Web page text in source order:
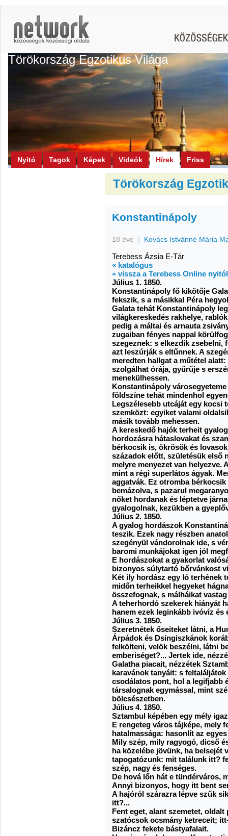
Törökország Egzotikus Világa
Nyitó Tagok Képek Videók Hírek Friss
Törökország
Konstantinápoly
18 éve | Kovács Istvánné Mária
Terebess Ázsia E-Tár
« katalógus
« vissza a Terebess Online
Július 1. 1850.
Konstantinápoly fő kikötője
fekszik, s a másikkal Péra
Galata tehát Konstantinápoly
világkereskedés rakhelye,
pedig a máltai és arnauta
zugaiban fényes nappal
szegeznek: s elkezdik zsebelni,
azt leszúrják s eltűnnek. A
meredten hallgat a műtétel
szolgálhat órája, gyűrűje s
menekülhessen.
Konstantinápoly
földszíne tehát mindenhol
Legszélesebb utcáját egy kocsi
szemközt: egyiket valami
másik tovább mehessen.
A kereskedő hajók terheit
hordozásra hátaslovakat és
bérkocsik is, ökrösök és
századok előtt, születésük első
melyre menyezet van helyezve.
mint a régi superlátos ágyak.
aggatvák. Ez otromba
bemázolva, s pazarul
nőket hordanak és léptetve
gyalogolnak, kezükben a
Július 2. 1850.
A gyalog hordászok
teszik. Ezek nagy részben
szegényül vándorolnak ide, s
baromi munkájokat igen jól
E hordászokat a gyakorlat
bizonyos súlytartó bőrvánkost
Két ily hordász egy ló terhének
midőn terheikkel hegyeket
összefognak, s málháikat
A teherhordó szekerek hiányát
hanem ezek leginkább ivóvíz
Július 3. 1850.
Szeretnétek őseiteket látni, a
Árpádok és Dsingiszkánok
felkölteni, velök beszélni, látni
emberiséget?... Jertek ide,
Galatha piacait, nézzétek
karavánok tanyáit: s
csodálatos pont, hol a legifjabb
társalognak egymással, mint
bölcsészetben.
Július 4. 1850.
Sztambul képében egy mély
E rengeteg város tájképe, mely
hatalmassága: hasonlít az
Mily szép, mily ragyogó, dicső
ha közelébe jövünk, ha belsejét
tapogatózunk: mit találunk itt?
szép, nagy és fenséges.
De hová lőn hát e tündérváros,
Annyi bizonyos, hogy itt bent
A hajóról szárazra lépve szűk
itt?...
Fent eget, alant szemetet,
szatócsok ocsmány ketreceit;
Bizáncz fekete bástyafalait.